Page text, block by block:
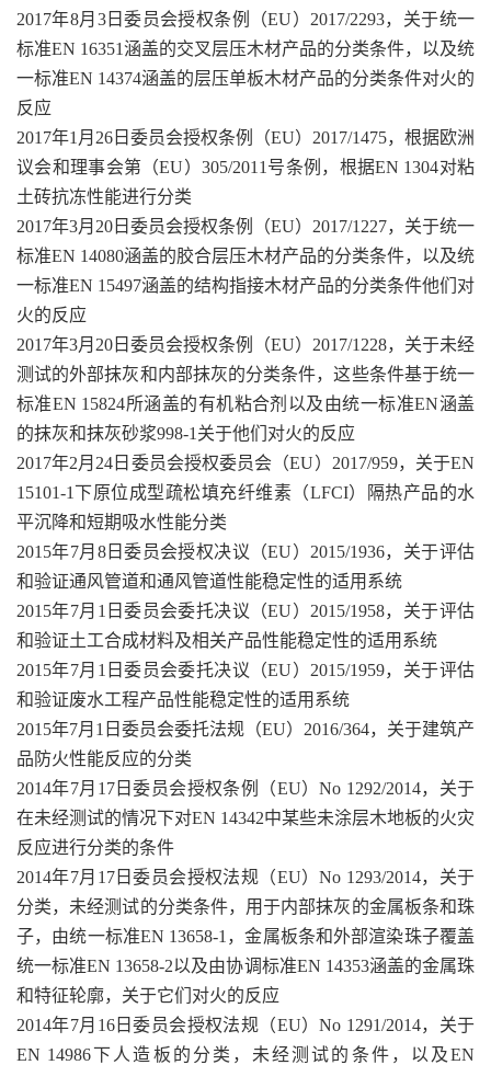
2017年8月3日委员会授权条例（EU）2017/2293，关于统一
标准EN 16351涵盖的交叉层压木材产品的分类条件，以及统
一标准EN 14374涵盖的层压单板木材产品的分类条件对火的
反应
2017年1月26日委员会授权条例（EU）2017/1475，根据欧洲
议会和理事会第（EU）305/2011号条例，根据EN 1304对粘
土砖抗冻性能进行分类
2017年3月20日委员会授权条例（EU）2017/1227，关于统一
标准EN 14080涵盖的胶合层压木材产品的分类条件，以及统
一标准EN 15497涵盖的结构指接木材产品的分类条件他们对
火的反应
2017年3月20日委员会授权条例（EU）2017/1228，关于未经
测试的外部抹灰和内部抹灰的分类条件，这些条件基于统一
标准EN 15824所涵盖的有机粘合剂以及由统一标准EN涵盖
的抹灰和抹灰砂浆998-1关于他们对火的反应
2017年2月24日委员会授权委员会（EU）2017/959，关于EN
15101-1下原位成型疏松填充纤维素（LFCI）隔热产品的水
平沉降和短期吸水性能分类
2015年7月8日委员会授权决议（EU）2015/1936，关于评估
和验证通风管道和通风管道性能稳定性的适用系统
2015年7月1日委员会委托决议（EU）2015/1958，关于评估
和验证土工合成材料及相关产品性能稳定性的适用系统
2015年7月1日委员会委托决议（EU）2015/1959，关于评估
和验证废水工程产品性能稳定性的适用系统
2015年7月1日委员会委托法规（EU）2016/364，关于建筑产
品防火性能反应的分类
2014年7月17日委员会授权条例（EU）No 1292/2014，关于
在未经测试的情况下对EN 14342中某些未涂层木地板的火灾
反应进行分类的条件
2014年7月17日委员会授权法规（EU）No 1293/2014，关于
分类，未经测试的分类条件，用于内部抹灰的金属板条和珠
子，由统一标准EN 13658-1，金属板条和外部渲染珠子覆盖
统一标准EN 13658-2以及由协调标准EN 14353涵盖的金属珠
和特征轮廓，关于它们对火的反应
2014年7月16日委员会授权法规（EU）No 1291/2014，关于
EN 14986下人造板的分类，未经测试的条件，以及EN